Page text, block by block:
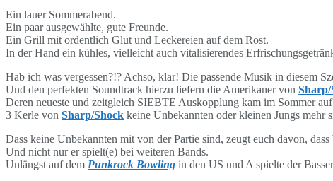
Ein lauer Sommerabend.
Ein paar ausgewählte, gute Freunde.
Ein Grill mit ordentlich Glut und Leckereien auf dem Rost.
In der Hand ein kühles, vielleicht auch vitalisierendes
Hab ich was vergessen?!? Achso, klar! Die passende Musik in diesem
Und den perfekten Soundtrack hierzu liefern die Amerikaner von Sharp/
Deren neueste und zeitgleich SIEBTE Auskopplung kam im Sommer auf
3 Kerle von Sharp/Shock keine Unbekannten oder kleinen Jungs mehr
Dass keine Unbekannten mit von der Partie sind, zeugt euch davon,
Und nicht nur er spielt(e) bei weiteren Bands.
Unlängst auf dem Punkrock Bowling in den US und A spielte der